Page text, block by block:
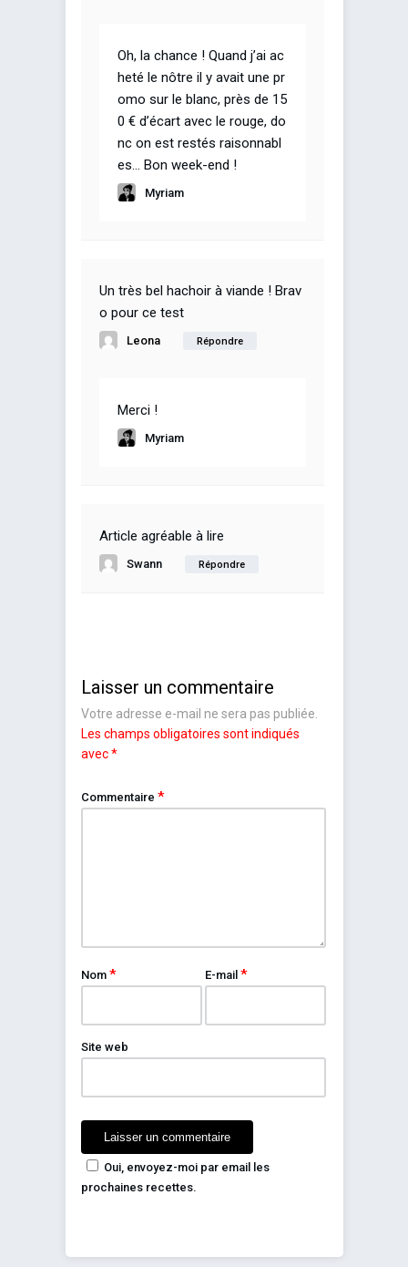
Oh, la chance ! Quand j’ai ac
heté le nôtre il y avait une pr
omo sur le blanc, près de 15
0 € d’écart avec le rouge, do
nc on est restés raisonnabl
es… Bon week-end !
Myriam
Un très bel hachoir à viande ! Brav
o pour ce test
Leona Répondre
Merci !
Myriam
Article agréable à lire
Swann Répondre
Laisser un commentaire
Votre adresse e-mail ne sera pas publiée.
Les champs obligatoires sont indiqués
avec*
Commentaire *
Nom * E-mail*
Site web
Oui, envoyez-moi par email les
prochaines recettes.